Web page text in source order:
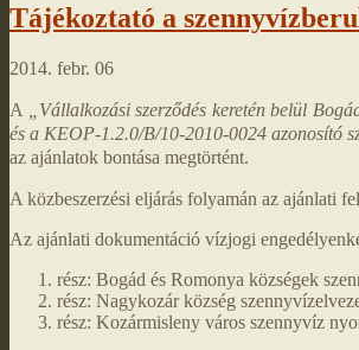
Tájékoztató a
2014. febr. 06
A
„Vállalkozási szerződés keretén belül
és a KEOP-1.2.0/B/10-2010-0024 azonosító
az ajánlatok bontása megtörtént.
A közbeszerzési eljárás folyamán az ajánlati
Az ajánlati dokumentáció vízjogi
rész: Bogád és Romonya községek
rész: Nagykozár község
rész: Kozármisleny város szennyvíz